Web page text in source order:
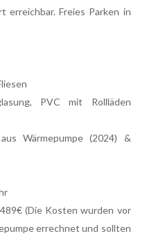
erreichbar. Freies Parken in
PVC mit Rollläden
Wärmepumpe (2024) &
(Die Kosten wurden vor
errechnet und sollten